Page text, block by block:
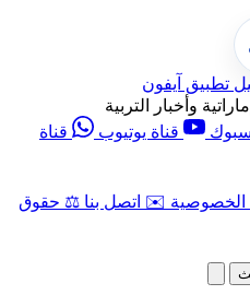
تطبيق آيفون
وأخبار التربية
قناة يوتيوب
قناة
✉️ اتصل بنا ⚖️ حقوق